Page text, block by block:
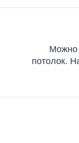
Можно
потолок.